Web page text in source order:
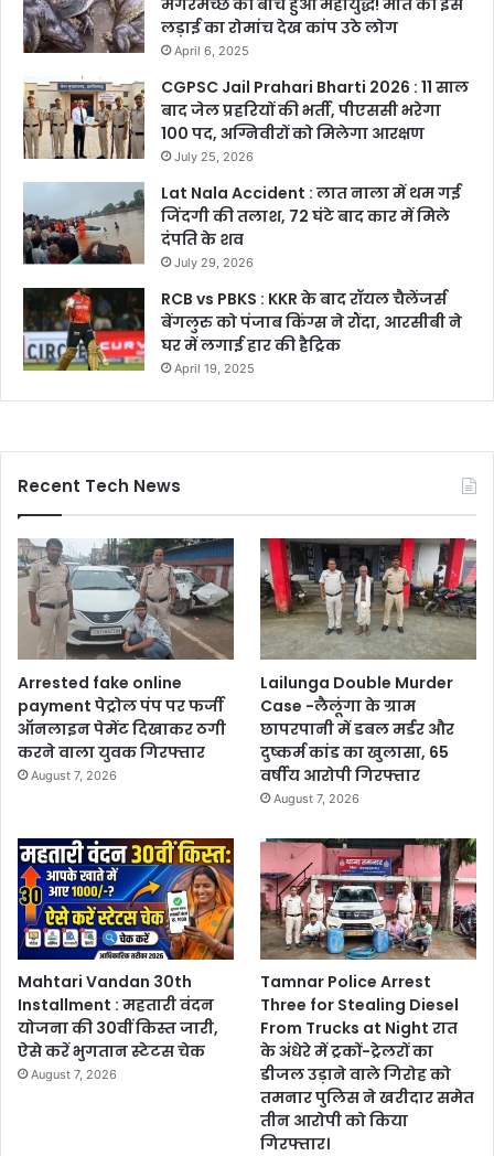
मगरमच्छ की बीच हुआ महायुद्ध! मौत की इस
लड़ाई का रोमांच देख कांप उठे लोग
April 6, 2025
CGPSC Jail Prahari Bharti 2026 : 11 साल
बाद जेल प्रहरियों की भर्ती, पीएससी भरेगा
100 पद, अग्निवीरों को मिलेगा आरक्षण
July 25, 2026
Lat Nala Accident : लात नाला में थम गई
जिंदगी की तलाश, 72 घंटे बाद कार में मिले
दंपति के शव
July 29, 2026
RCB vs PBKS : KKR के बाद रॉयल चैलेंजर्स
बेंगलुरु को पंजाब किंग्स ने रौंदा, आरसीबी ने
घर में लगाई हार की हैट्रिक
April 19, 2025
Recent Tech News
Arrested fake online
payment पेट्रोल पंप पर फर्जी
ऑनलाइन पेमेंट दिखाकर ठगी
करने वाला युवक गिरफ्तार
August 7, 2026
Lailunga Double Murder
Case -लैलूंगा के ग्राम
छापरपानी में डबल मर्डर और
दुष्कर्म कांड का खुलासा, 65
वर्षीय आरोपी गिरफ्तार
August 7, 2026
Mahtari Vandan 30th
Installment : महतारी वंदन
योजना की 30वीं किस्त जारी,
ऐसे करें भुगतान स्टेटस चेक
August 7, 2026
Tamnar Police Arrest
Three for Stealing Diesel
From Trucks at Night रात
के अंधेरे में ट्रकों-ट्रेलरों का
डीजल उड़ाने वाले गिरोह को
तमनार पुलिस ने खरीदार समेत
तीन आरोपी को किया
गिरफ्तार।